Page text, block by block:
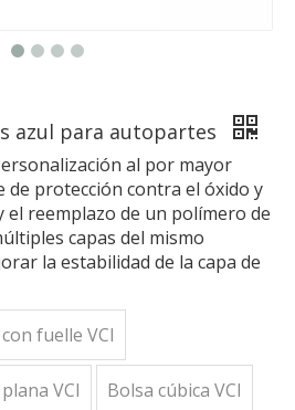
azul para autopartes
al por mayor
de protección contra el óxido y
el reemplazo de un polímero de
capas del mismo
la estabilidad de la capa de
fuelle VCI
VCI Bolsa cúbica VCI